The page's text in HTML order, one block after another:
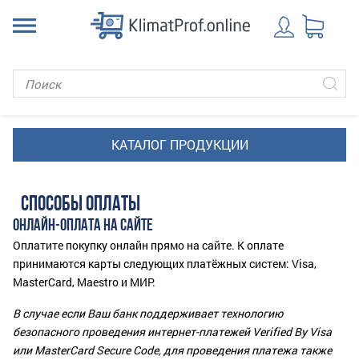
СПОСОБЫ ОПЛАТЫ
ОНЛАЙН-ОПЛАТА НА САЙТЕ
Оплатите покупку онлайн прямо на сайте. К оплате
принимаются карты следующих платёжных систем: Visa,
MasterCard, Maestro и МИР.
В случае если Ваш банк поддерживает технологию
безопасного проведения интернет-платежей Verified By Visa
или MasterCard Secure Code, для проведения платежа также